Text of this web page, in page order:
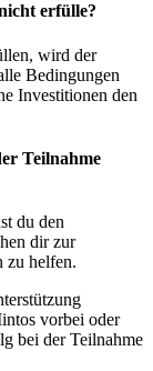
erfülle?
wird der
Bedingungen
Investitionen den
Teilnahme
du den
dir zur
zu helfen.
vorbei oder
bei der Teilnahme